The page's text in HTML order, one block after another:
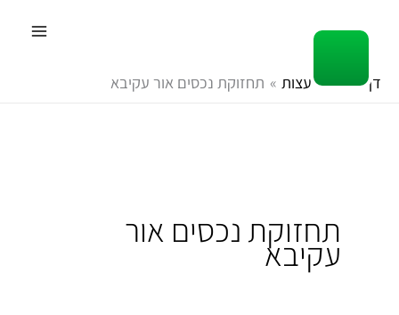
לתוכן
דף הבית עצות תחזוקת נכסים אור עקיבא
תחזוקת נכסים אור
עקיבא